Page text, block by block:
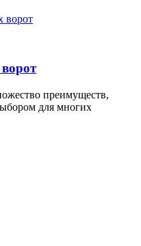
преимуществ,
для многих